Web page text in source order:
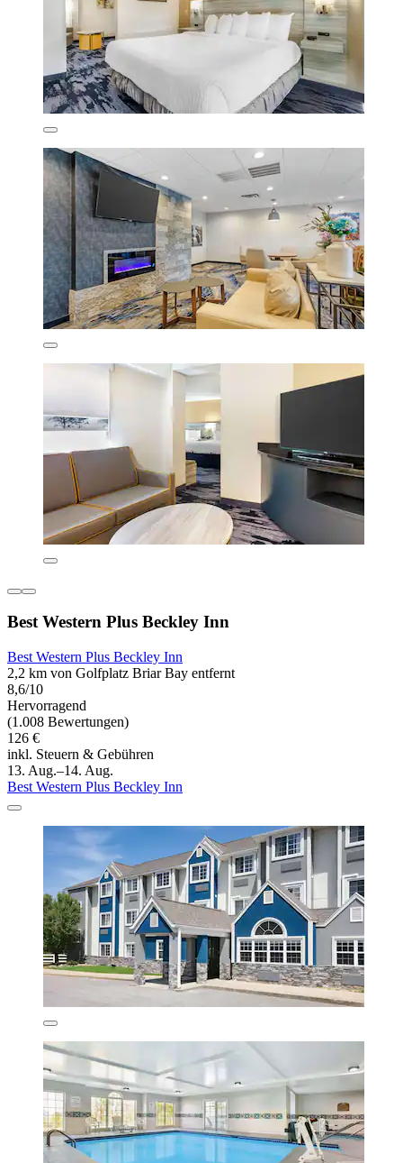
Best Western Plus Beckley Inn
Best Western Plus Beckley Inn
2,2 km von Golfplatz Briar Bay entfernt
8,6/10
Hervorragend
(1.008 Bewertungen)
126 €
inkl. Steuern & Gebühren
13. Aug.–14. Aug.
Best Western Plus Beckley Inn